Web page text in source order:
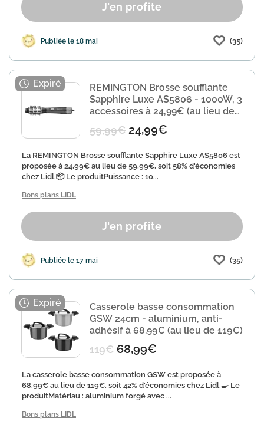
J'en profite
Publiée le 18 mai (35)
REMINGTON Brosse soufflante
Sapphire Luxe AS5806 - 1000W, 3
accessoires à 24,99€ (au lieu de
59,99€ 24,99€
La REMINGTON Brosse soufflante Sapphire Luxe AS5806 est
proposée à 24,99€ au lieu de 59,99€, soit 58% d'économies
chez Lidl.📦 Le produitPuissance : 10...
Bons plans LIDL
J'en profite
Publiée le 17 mai (35)
Casserole basse consommation
GSW 24cm - aluminium, anti-
adhésif à 68.99€ (au lieu de 119€)
119€ 68,99€
La casserole basse consommation GSW est proposée à
68.99€ au lieu de 119€, soit 42% d'économies chez Lidl.🍳 Le
produitMatériau : aluminium forgé avec ...
Bons plans LIDL